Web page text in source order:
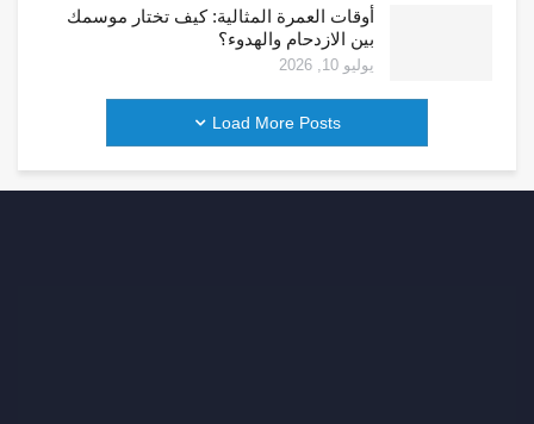
أوقات العمرة المثالية: كيف تختار موسمك
بين الازدحام والهدوء؟
يوليو 10, 2026
Load More Posts